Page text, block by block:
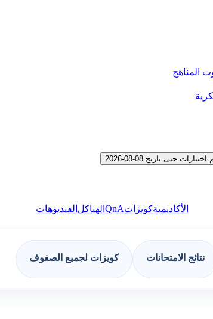
المناهج
تاريخ 08-08-2026
الأكاديميةكويزاتQnA الهياكل الفيديوهات
نتائج الامتحانات كويزات لجميع الصفوف